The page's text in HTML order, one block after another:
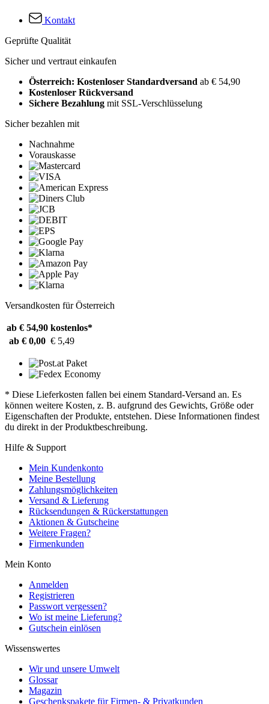
Kontakt
Geprüfte Qualität
Sicher und vertraut einkaufen
Österreich: Kostenloser Standardversand ab € 54,90
Kostenloser Rückversand
Sichere Bezahlung mit SSL-Verschlüsselung
Sicher bezahlen mit
Nachnahme
Vorauskasse
Versandkosten für Österreich
ab € 54,90 kostenlos*
ab € 0,00 € 5,49
* Diese Lieferkosten fallen bei einem Standard-Versand an. Es
können weitere Kosten, z. B. aufgrund des Gewichts, Größe oder
Eigenschaften der Produkte, entstehen. Diese Informationen findest
du direkt in der Produktbeschreibung.
Hilfe & Support
Mein Kundenkonto
Meine Bestellung
Zahlungsmöglichkeiten
Versand & Lieferung
Rücksendungen & Rückerstattungen
Aktionen & Gutscheine
Weitere Fragen?
Firmenkunden
Mein Konto
Anmelden
Registrieren
Passwort vergessen?
Wo ist meine Lieferung?
Gutschein einlösen
Wissenswertes
Wir und unsere Umwelt
Glossar
Magazin
Geschenkspakete für Firmen- & Privatkunden